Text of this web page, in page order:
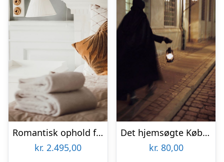
Romantisk ophold for 2 på Kragerup Gods
kr. 2.495,00
Det hjemsøgte København med Ghosttour
kr. 80,00